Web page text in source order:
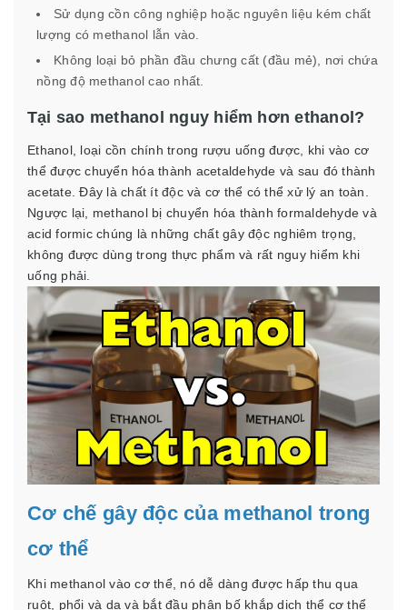
Sử dụng cồn công nghiệp hoặc nguyên liệu kém chất
lượng có methanol lẫn vào.
Không loại bỏ phần đầu chưng cất (đầu mẻ), nơi chứa
nồng độ methanol cao nhất.
Tại sao methanol nguy hiểm hơn ethanol?
Ethanol, loại cồn chính trong rượu uống được, khi vào cơ
thể được chuyển hóa thành acetaldehyde và sau đó thành
acetate. Đây là chất ít độc và cơ thể có thể xử lý an toàn.
Ngược lại, methanol bị chuyển hóa thành formaldehyde và
acid formic chúng là những chất gây độc nghiêm trọng,
không được dùng trong thực phẩm và rất nguy hiểm khi
uống phải.
Cơ chế gây độc của methanol trong
cơ thể
Khi methanol vào cơ thể, nó dễ dàng được hấp thu qua
ruột, phổi và da và bắt đầu phân bố khắp dịch thể cơ thể